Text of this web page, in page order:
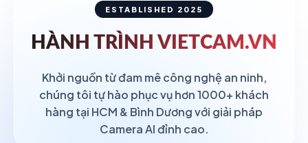
ESTABLISHED 2025
HÀNH TRÌNH VIETCAM.VN
Khởi nguồn từ đam mê công nghệ an ninh,
chúng tôi tự hào phục vụ hơn 1000+ khách
hàng tại HCM & Bình Dương với giải pháp
Camera AI đỉnh cao.